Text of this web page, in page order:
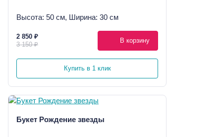
Высота: 50 см, Ширина: 30 см
2 850 ₽
3 150 ₽
В корзину
Купить в 1 клик
Букет Рождение звезды